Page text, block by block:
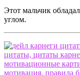
Этот мальчик
углом.